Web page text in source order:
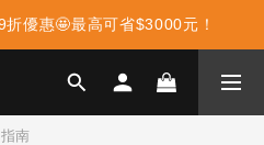
市 ! 點這裡享優惠👈
優惠🤩最高可省$3000元！
筆訂單LINEPOINT回饋2%
南